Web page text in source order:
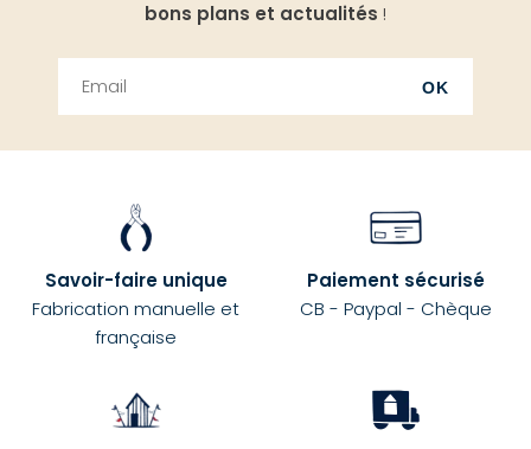
bons plans et actualités !
OK
Savoir-faire unique
Fabrication manuelle et
française
Paiement sécurisé
CB - Paypal - Chèque